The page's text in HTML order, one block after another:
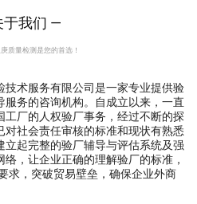
于我们 —
质量检测是您的首选！
技术服务有限公司是一家专业提供验
服务的咨询机构。自成立以来，一直
工厂的人权验厂事务，经过不断的探
对社会责任审核的标准和现状有熟悉
立起完整的验厂辅导与评估系统及强
络，让企业正确的理解验厂的标准，
求，突破贸易壁垒，确保企业外商